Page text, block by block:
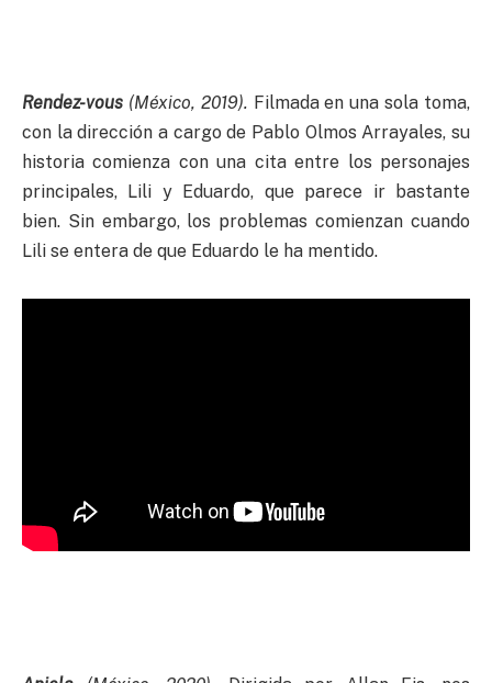
Rendez-vous (México, 2019). Filmada en una sola toma,
con la dirección a cargo de Pablo Olmos Arrayales, su
historia comienza con una cita entre los personajes
principales, Lili y Eduardo, que parece ir bastante
bien. Sin embargo, los problemas comienzan cuando
Lili se entera de que Eduardo le ha mentido.